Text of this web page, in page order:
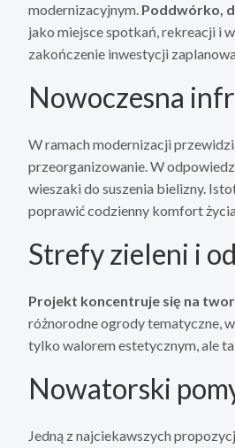
modernizacyjnym. Poddwórko,
jako miejsce spotkań, rekreacji i
zakończenie inwestycji
Nowoczesna
W ramach modernizacji
przeorganizowanie. W
wieszaki do suszenia bielizny.
poprawić codzienny komfort
Strefy zieleni i
Projekt koncentruje się na
różnorodne ogrody tematyczne,
tylko walorem estetycznym, ale
Nowatorski
Jedną z najciekawszych